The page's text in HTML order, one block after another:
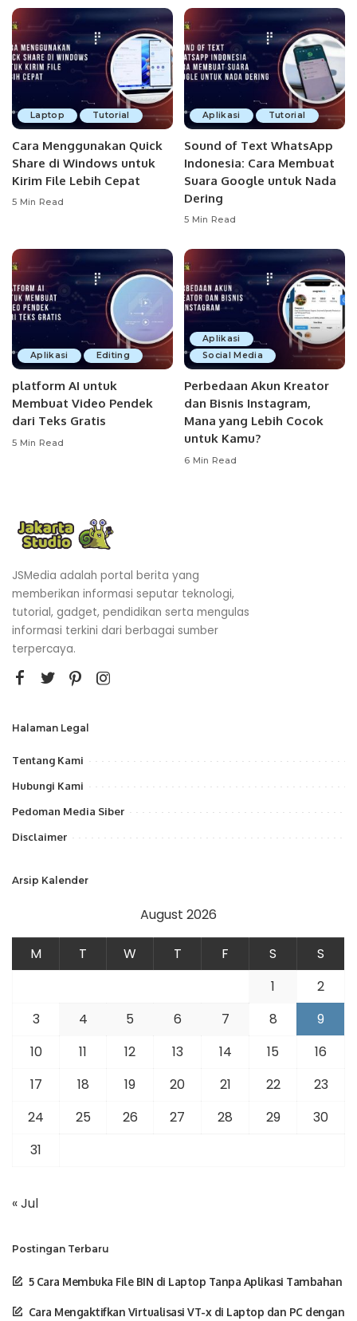
Laptop Tutorial
Cara Menggunakan Quick
Share di Windows untuk
Kirim File Lebih Cepat
5 Min Read
Aplikasi Tutorial
Sound of Text WhatsApp
Indonesia: Cara Membuat
Suara Google untuk Nada
Dering
5 Min Read
Aplikasi Editing
platform AI untuk
Membuat Video Pendek
dari Teks Gratis
5 Min Read
Aplikasi
Social Media
Perbedaan Akun Kreator
dan Bisnis Instagram,
Mana yang Lebih Cocok
untuk Kamu?
6 Min Read
JSMedia adalah portal berita yang
memberikan informasi seputar teknologi,
tutorial, gadget, pendidikan serta mengulas
informasi terkini dari berbagai sumber
terpercaya.
Halaman Legal
Tentang Kami
Hubungi Kami
Pedoman Media Siber
Disclaimer
Arsip Kalender
August 2026
M T W T F S
S
1
2
3
4 5 6 7 8
9
10
11 12 13 14 15
16
17
18 19 20 21 22
23
24
25 26 27 28 29
30
31
« Jul
Postingan Terbaru
5 Cara Membuka File BIN di Laptop Tanpa Aplikasi Tambahan
Cara Mengaktifkan Virtualisasi VT-x di Laptop dan PC dengan